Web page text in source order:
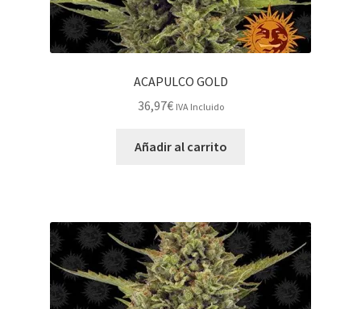
ACAPULCO GOLD
36,97€ IVA Incluido
Añadir al carrito